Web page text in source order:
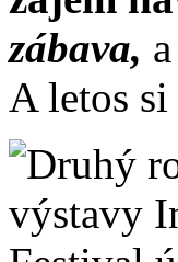
zábava,
A letos